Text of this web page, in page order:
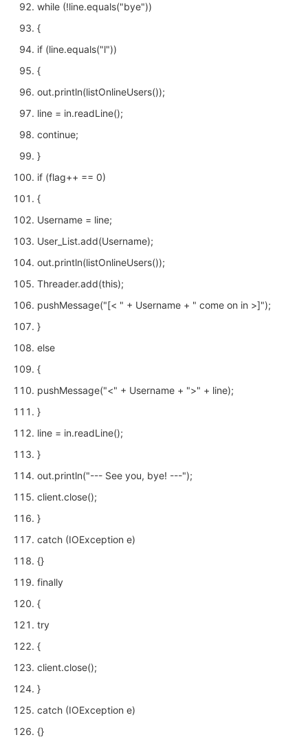
while (!line.equals("bye"))
{
if (line.equals("l"))
{
out.println(listOnlineUsers());
line = in.readLine();
continue;
}
if (flag++ == 0)
{
Username = line;
User_List.add(Username);
out.println(listOnlineUsers());
Threader.add(this);
pushMessage("[< " + Username + " come on in >]");
}
else
{
pushMessage("<" + Username + ">" + line);
}
line = in.readLine();
}
out.println("--- See you, bye! ---");
client.close();
}
catch (IOException e)
{}
finally
{
try
{
client.close();
}
catch (IOException e)
{}